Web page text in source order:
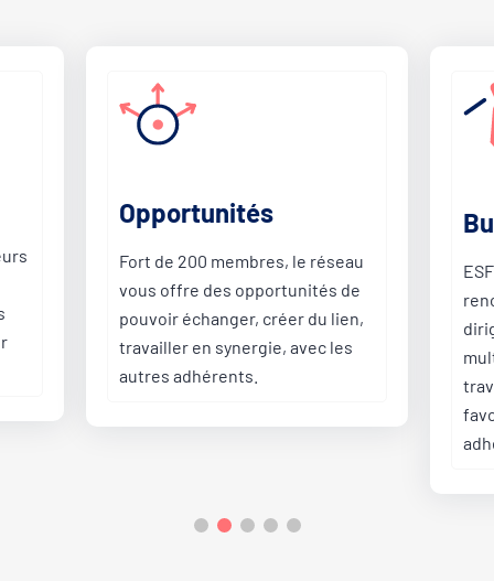
Business
ESF vous permettra de
rencontrer de nombreux
dirigeants locaux, et ainsi de
multiplier les chances de
travailler ensemble afin de